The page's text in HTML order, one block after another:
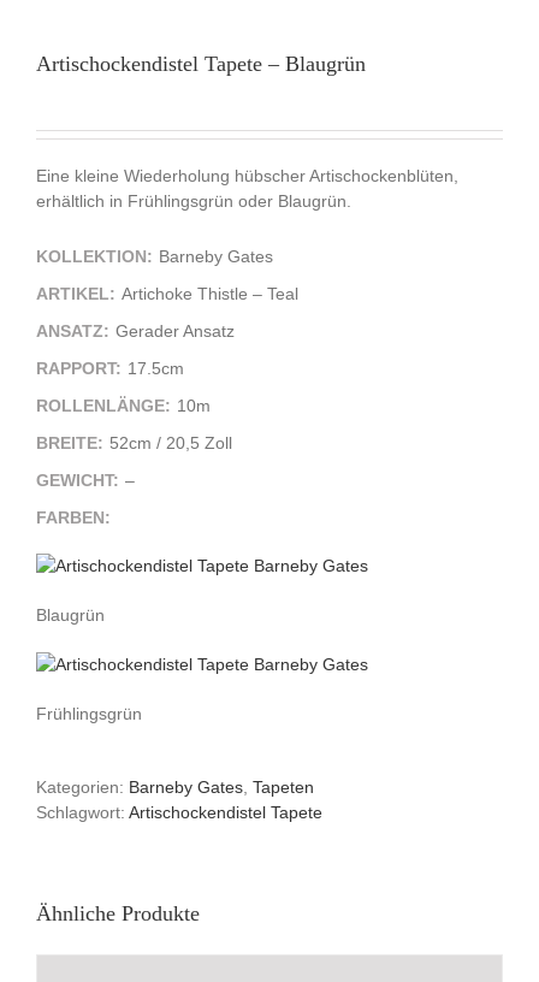
Artischockendistel Tapete – Blaugrün
Eine kleine Wiederholung hübscher Artischockenblüten,
erhältlich in Frühlingsgrün oder Blaugrün.
KOLLEKTION: Barneby Gates
ARTIKEL: Artichoke Thistle – Teal
ANSATZ: Gerader Ansatz
RAPPORT: 17.5cm
ROLLENLÄNGE: 10m
BREITE: 52cm / 20,5 Zoll
GEWICHT: –
FARBEN:
Blaugrün
Frühlingsgrün
Kategorien: Barneby Gates Tapeten
Schlagwort: Artischockendistel Tapete
Ähnliche Produkte